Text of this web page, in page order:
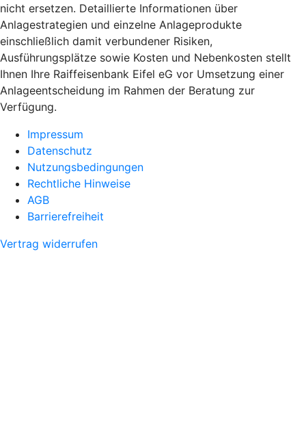
nicht ersetzen. Detaillierte Informationen über
Anlagestrategien und einzelne Anlageprodukte
einschließlich damit verbundener Risiken,
Ausführungsplätze sowie Kosten und Nebenkosten stellt
Ihnen Ihre Raiffeisenbank Eifel eG vor Umsetzung einer
Anlageentscheidung im Rahmen der Beratung zur
Verfügung.
Impressum
Datenschutz
Nutzungsbedingungen
Rechtliche Hinweise
AGB
Barrierefreiheit
Vertrag widerrufen